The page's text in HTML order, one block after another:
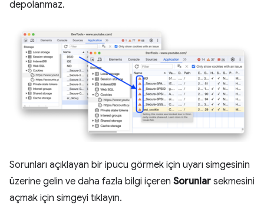
depolanmaz.
Sorunları açıklayan bir ipucu görmek için uyarı simgesinin
üzerine gelin ve daha fazla bilgi içeren Sorunlar sekmesini
açmak için simgeyi tıklayın.